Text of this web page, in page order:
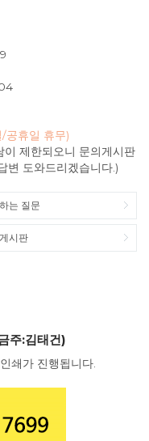
공휴일 휴무)
이 제한되오니 문의게시판
변 도와드리겠습니다.)
는 질문
시판
주:김태건)
쇄가 진행됩니다.